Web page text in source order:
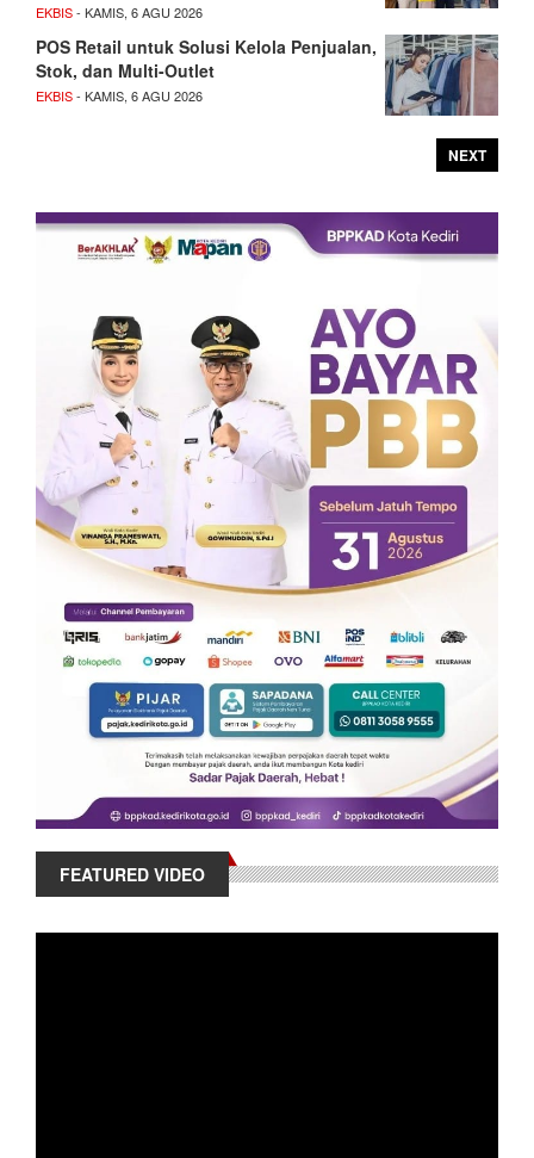
EKBIS- KAMIS, 6 AGU 2026
POS Retail untuk Solusi Kelola Penjualan,
Stok, dan Multi-Outlet
EKBIS- KAMIS, 6 AGU 2026
NEXT
FEATURED VIDEO